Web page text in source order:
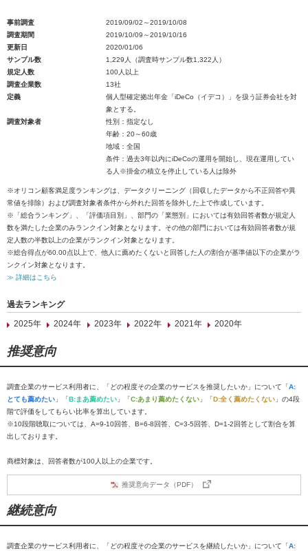
事前調査
2019/09/02～2019/10/08
調査期間
2019/10/09～2019/10/16
更新日
2020/01/06
サンプル数
1,229人（調査時サンプル数1,322人）
規定人数
100人以上
調査企業数
13社
定義
個人型確定拠出年金「iDeCo（イデコ）」を扱う証券会社を対
象とする。
調査対象者
性別：指定なし
年齢：20～60歳
地域：全国
条件：過去3年以内にiDeCoの運用を開始し、現在運用してい
る人※掛金の積立を停止している人は除外
※オリコン顧客満足度ランキングは、データクリーニング（回収したデータから不正回答や異
常値を排除）および調査対象者条件から外れた回答を除外した上で作成しています。
※「総合ランキング」、「評価項目別」、部門の「業態別」においては有効回答者数が規定人
数を満たした企業のみランクイン対象となります。その他の部門においては有効回答者数が規
定人数の半数以上の企業がランクイン対象となります。
※総合得点が60.00点以上で、他人に薦めたくないと回答した人の割合が基準値以下の企業がラ
ンクイン対象となります。
≫ 詳細はこちら
過去ランキング
2025年
2024年 2023年 2022年 2021年 2020年
推奨意向
調査企業のサービス利用者に、「どの程度その企業のサービスを推奨したいか」について「A:
とても薦めたい 」「B:まあ薦めたい 」「C:あまり薦めたくない 」「D:全く薦めたくない 」の4段
階で評価をしてもらい比率を算出しています。
※10段階聴取については、A=9-10回答、B=6-8回答、C=3-5回答、D=1-2回答として割合を算
出しております。
商標対象は、回答者数が100人以上の企業です。
推奨意向データ（PDF）
継続意向
調査企業のサービス利用者に、「どの程度その企業のサービスを継続したいか」について「A: